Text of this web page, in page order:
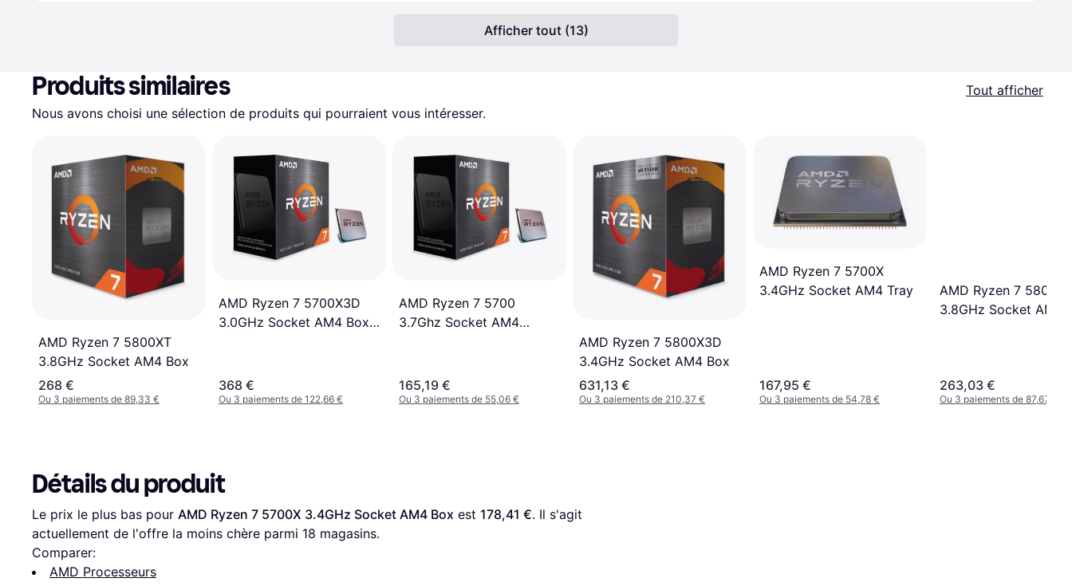
Afficher tout (13)
Produits similaires
Tout afficher
Nous avons choisi une sélection de produits qui pourraient vous intéresser.
AMD Ryzen 7 5800XT
3.8GHz Socket AM4 Box
268 €
Ou 3 paiements de 89,33 €
AMD Ryzen 7 5700X3D
3.0GHz Socket AM4 Box
368 €
Ou 3 paiements de 122,66 €
AMD Ryzen 7 5700
3.7Ghz Socket AM4
165,19 €
Ou 3 paiements de 55,06 €
AMD Ryzen 7 5800X3D
3.4GHz Socket AM4 Box
631,13 €
Ou 3 paiements de 210,37 €
AMD Ryzen 7 5700X
3.4GHz Socket AM4 Tray
167,95 €
Ou 3 paiements de 54,78 €
AMD Ryzen 7 5800X
3.8GHz Socket AM4
263,03 €
Ou 3 paiements de 87,67 €
Détails du produit
Le prix le plus bas pour AMD Ryzen 7 5700X 3.4GHz Socket AM4 Box est 178,41 €. Il s'agit
actuellement de l'offre la moins chère parmi 18 magasins.
Comparer:
AMD Processeurs